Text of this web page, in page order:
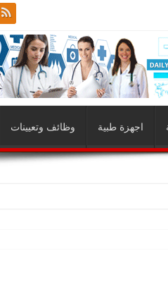
اجهزة طبية وظائف وتعيينات